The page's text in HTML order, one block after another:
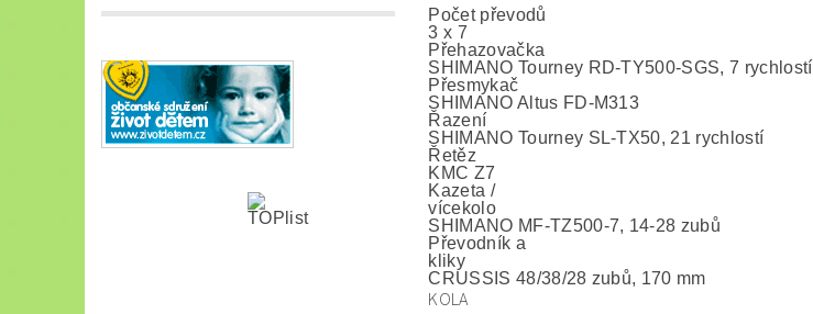
Počet převodů
3 x 7
Přehazovačka
SHIMANO Tourney RD-TY500-SGS, 7 rychlostí
Přesmykač
SHIMANO Altus FD-M313
Řazení
SHIMANO Tourney SL-TX50, 21 rychlostí
Řetěz
KMC Z7
Kazeta /
vícekolo
SHIMANO MF-TZ500-7, 14-28 zubů
Převodník a
kliky
CRUSSIS 48/38/28 zubů, 170 mm
KOLA